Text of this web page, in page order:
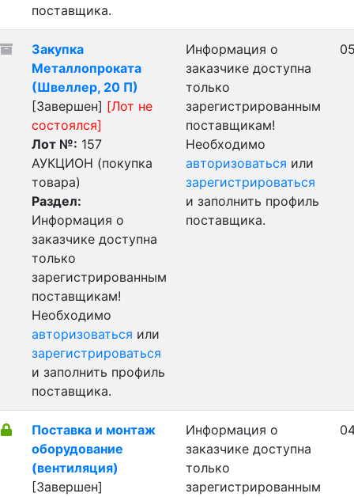
поставщика.
Закупка
Металлопроката
(Швеллер, 20 П)
[Завершен] [Лот не
состоялся]
Лот №: 157
АУКЦИОН (покупка
товара)
Раздел:
Информация о
заказчике доступна
только
зарегистрированным
поставщикам!
Необходимо
авторизоваться или
зарегистрироваться
и заполнить профиль
поставщика.
Информация о
заказчике доступна
только
зарегистрированным
поставщикам!
Необходимо
авторизоваться или
зарегистрироваться
и заполнить профиль
поставщика.
Поставка и монтаж
оборудование
(вентиляция)
[Завершен]
Информация о
заказчике доступна
только
зарегистрированным